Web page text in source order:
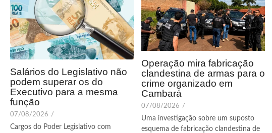
Salários do Legislativo não
podem superar os do
Executivo para a mesma
função
07/08/2026 /
Cargos do Poder Legislativo com
Operação mira fabricação
clandestina de armas para o
crime organizado em
Cambará
07/08/2026 /
Uma investigação sobre um suposto
esquema de fabricação clandestina de